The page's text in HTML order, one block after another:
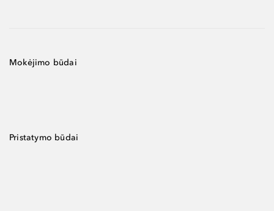
Mokėjimo būdai
Pristatymo būdai